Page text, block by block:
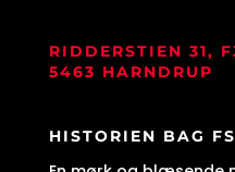
RIDDERSTIEN 31,
5463 HARNDRUP
HISTORIEN BAG